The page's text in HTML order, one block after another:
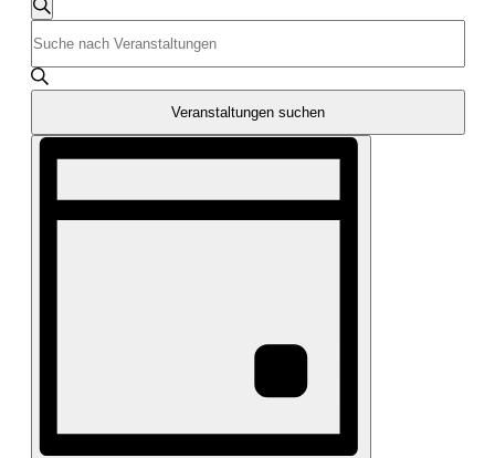
Veranstaltungen
Suche
und
Ansichten,
Navigation
Suche
Schlüsselwort
eingeben.
Suche
Veranstaltungen
Schlüsselwort.
Veranstaltungen suchen
Veranstaltung
Navigation